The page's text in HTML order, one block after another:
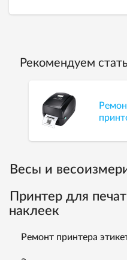
Рекомендуем
Весы и
Принтер для
наклеек
Ремонт принтера